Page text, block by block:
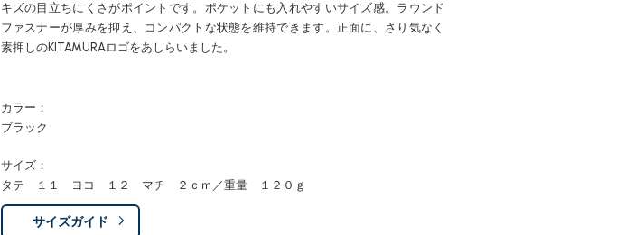
キズの目立ちにくさがポイントです。ポケットにも入れやすいサイズ感。ラウンド
ファスナーが厚みを抑え、コンパクトな状態を維持できます。正面に、さり気なく
素押しのKITAMURAロゴをあしらいました。
カラー：
ブラック
サイズ：
タテ １１ ヨコ １２ マチ ２ｃｍ／重量 １２０ｇ
サイズガイド